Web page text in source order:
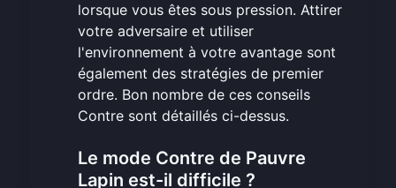
lorsque vous êtes sous pression. Attirer
votre adversaire et utiliser
l'environnement à votre avantage sont
également des stratégies de premier
ordre. Bon nombre de ces conseils
Contre sont détaillés ci-dessus.
Le mode Contre de Pauvre
Lapin est-il difficile ?